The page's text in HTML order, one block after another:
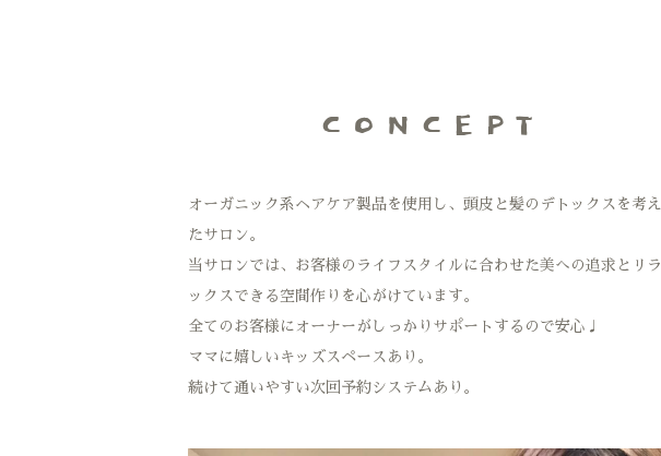
CONCEPT
オーガニック系ヘアケア製品を使用し、頭皮と髪のデトックスを考え
たサロン。
当サロンでは、お客様のライフスタイルに合わせた美への追求とリラ
ックスできる空間作りを心がけています。
全てのお客様にオーナーがしっかりサポートするので安心♩
ママに嬉しいキッズスペースあり。
続けて通いやすい次回予約システムあり。